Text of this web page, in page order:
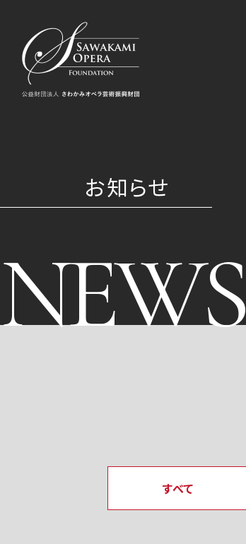
お知らせ
NEWS
すべて